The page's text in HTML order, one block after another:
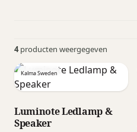
4producten weergegeven
Kalma Sweden
Luminote Ledlamp &
Speaker